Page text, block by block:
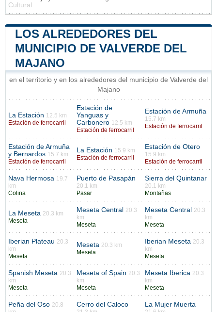
Cultural
LOS ALREDEDORES DEL
MUNICIPIO DE VALVERDE DEL
MAJANO
en el territorio y en los alrededores del municipio de Valverde del
Majano
La Estación 12.5 km
Estación de ferrocarril
Estación de
Yanguas y
Carbonero 12.5 km
Estación de ferrocarril
Estación de Armuña
15.7 km
Estación de ferrocarril
Estación de Armuña
y Bernardos 15.7 km
Estación de ferrocarril
La Estación 15.9 km
Estación de ferrocarril
Estación de Otero
15.9 km
Estación de ferrocarril
Nava Hermosa 19.7
km
Colina
Puerto de Pasapán
20.1 km
Pasar
Sierra del Quintanar
20.1 km
Montañas
La Meseta 20.3 km
Meseta
Meseta Central
20.3
km
Meseta
Meseta Central
20.3
km
Meseta
Iberian Plateau 20.3
km
Meseta
Meseta 20.3 km
Meseta
Iberian Meseta 20.3
km
Meseta
Spanish Meseta 20.3
km
Meseta
Meseta of Spain 20.3
km
Meseta
Meseta Iberica 20.3
km
Meseta
Peña del Oso 20.8
Cerro del Caloco La Mujer Muerta